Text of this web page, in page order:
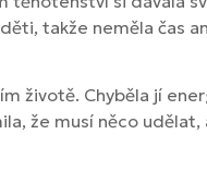
takže neměla čas
životě. Chyběla jí
že musí něco udělat,